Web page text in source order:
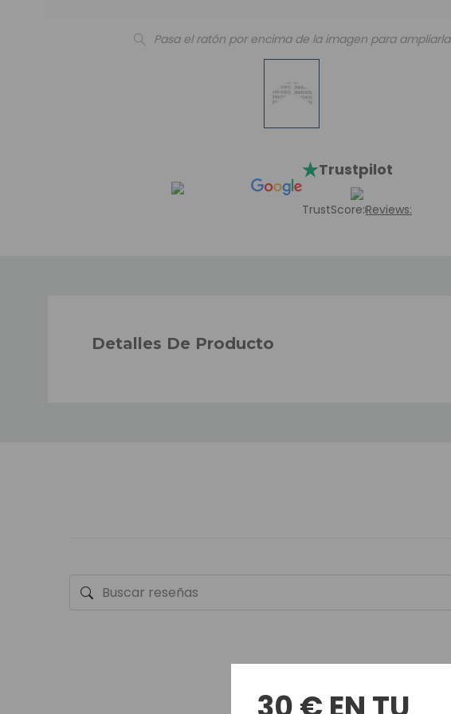
Pasa el ratón por encima de la imagen para ampliarla
Trustpilot
TrustScore:Reviews:
Detalles De Producto